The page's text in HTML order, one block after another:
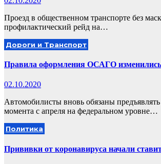
Проезд в общественном транспорте без
профилактический рейд на…
Дороги и Транспорт
Правила оформления ОСАГО
02.10.2020
Автомобилисты вновь обязаны
момента с апреля на федеральном уровне…
Политика
Прививки от коронавируса начали